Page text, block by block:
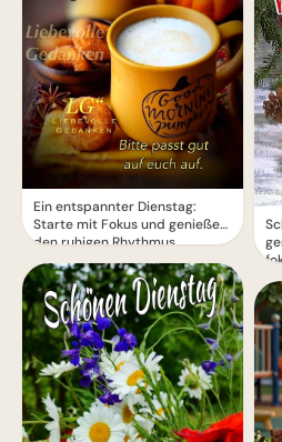
Ein entspannter Dienstag:
Starte mit Fokus und genieße
den ruhigen Rhythmus.